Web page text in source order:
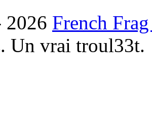
French
Un vrai troul33t.